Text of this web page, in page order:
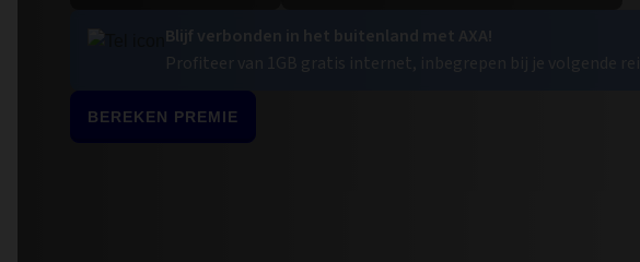
Blijf verbonden in het buitenland met AXA!
Profiteer van 1GB gratis internet, inbegrepen bij je volgende reis.
BEREKEN PREMIE